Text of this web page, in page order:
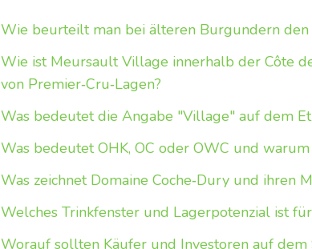
Wie beurteilt man bei älteren Burgundern
Wie ist Meursault Village innerhalb der Côte
von Premier‑Cru‑Lagen?
Was bedeutet die Angabe "Village" auf dem
Was bedeutet OHK, OC oder OWC und
Was zeichnet Domaine Coche‑Dury und ihren
Welches Trinkfenster und Lagerpotenzial ist
Worauf sollten Käufer und Investoren auf dem